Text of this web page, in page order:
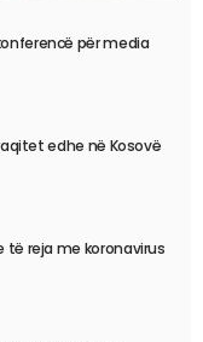
për media
edhe në Kosovë
të reja me koronavirus